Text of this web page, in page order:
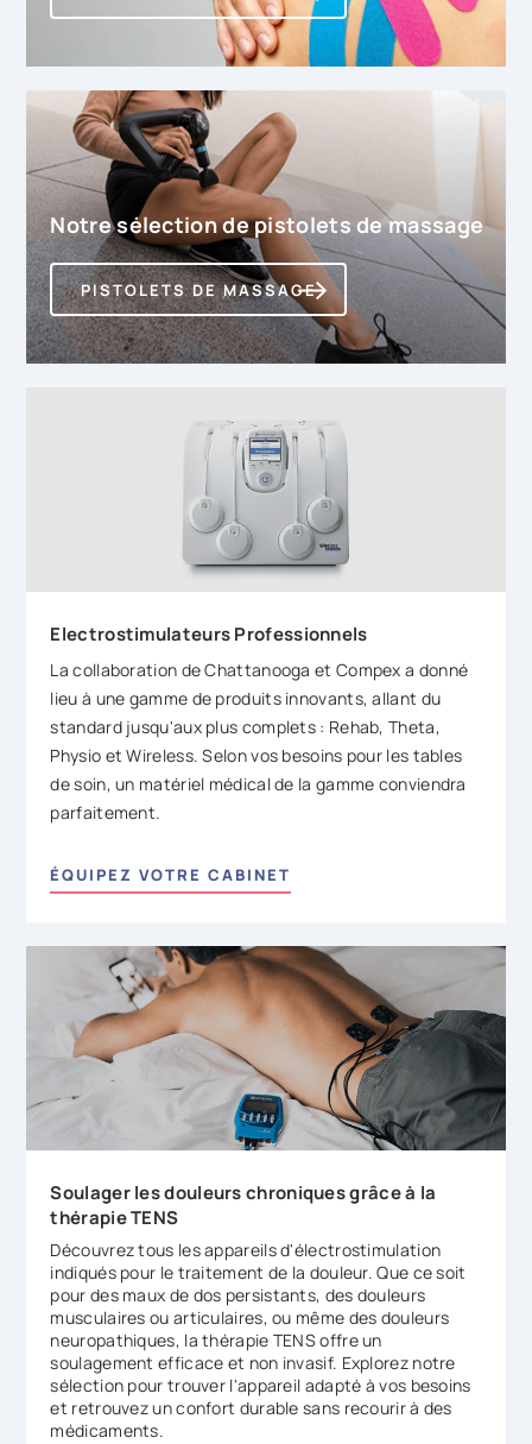
Notre sélection de pistolets de massage
PISTOLETS DE MASSAGE
Electrostimulateurs Professionnels
La collaboration de Chattanooga et Compex a donné
lieu à une gamme de produits innovants, allant du
standard jusqu'aux plus complets : Rehab, Theta,
Physio et Wireless. Selon vos besoins pour les tables
de soin, un matériel médical de la gamme conviendra
parfaitement.
ÉQUIPEZ VOTRE CABINET
Soulager les douleurs chroniques grâce à la
thérapie TENS
Découvrez tous les appareils d'électrostimulation
indiqués pour le traitement de la douleur. Que ce soit
pour des maux de dos persistants, des douleurs
musculaires ou articulaires, ou même des douleurs
neuropathiques, la thérapie TENS offre un
soulagement efficace et non invasif. Explorez notre
sélection pour trouver l'appareil adapté à vos besoins
et retrouvez un confort durable sans recourir à des
médicaments.